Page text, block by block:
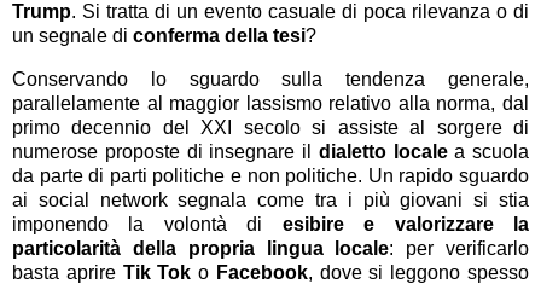
Trump. Si tratta di un evento casuale di poca rilevanza o di
un segnale di conferma della tesi?
Conservando lo sguardo sulla tendenza generale,
parallelamente al maggior lassismo relativo alla norma, dal
primo decennio del XXI secolo si assiste al sorgere di
numerose proposte di insegnare il dialetto localea scuola
da parte di parti politiche e non politiche. Un rapido sguardo
ai social network segnala come tra i più giovani si stia
imponendo la volontà di esibire e valorizzare la
particolarità della propria lingua locale: per verificarlo
basta aprire Tik Tok o Facebook, dove si leggono spesso